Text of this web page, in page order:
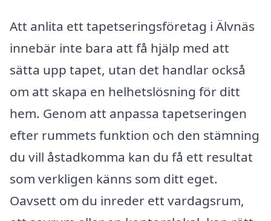
Att anlita ett tapetseringsföretag i Älvnäs
innebär inte bara att få hjälp med att
sätta upp tapet, utan det handlar också
om att skapa en helhetslösning för ditt
hem. Genom att anpassa tapetseringen
efter rummets funktion och den stämning
du vill åstadkomma kan du få ett resultat
som verkligen känns som ditt eget.
Oavsett om du inreder ett vardagsrum,